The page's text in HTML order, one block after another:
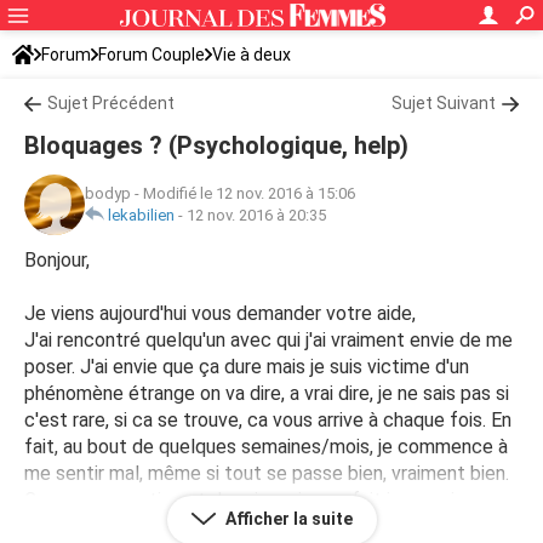
Forum Forum Couple Vie à deux
Sujet Précédent Sujet Suivant
Bloquages ? (Psychologique, help)
bodyp - Modifié le 12 nov. 2016 à 15:06
lekabilien - 12 nov. 2016 à 20:35
Bonjour,
Je viens aujourd'hui vous demander votre aide,
J'ai rencontré quelqu'un avec qui j'ai vraiment envie de me
poser. J'ai envie que ça dure mais je suis victime d'un
phénomène étrange on va dire, a vrai dire, je ne sais pas si
c'est rare, si ca se trouve, ca vous arrive à chaque fois. En
fait, au bout de quelques semaines/mois, je commence à
me sentir mal, même si tout se passe bien, vraiment bien.
Comme un sentiment de prisonnier, en fait je ne sais pas
mettre de mots dessus, ce qui a tendance à m'agacer... Je
Afficher la suite